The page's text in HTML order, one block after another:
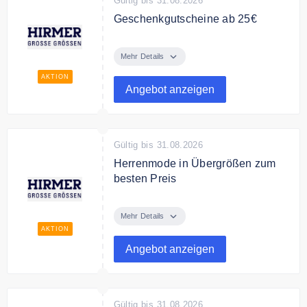
AKTION
Geschenkgutscheine ab 25€
Geschenkgutscheine von Hirmer
Mehr Details
Angebot anzeigen
AKTION
Gültig bis 31.08.2026
Herrenmode in Übergrößen zum
besten Preis
Herrenmode in Übergrößen zum
Mehr Details
Angebot anzeigen
Gültig bis 31.08.2026